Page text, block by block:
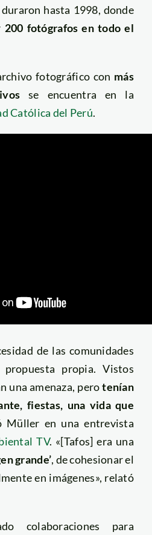
hasta 1998, donde
200 fotógrafos en todo el
fotográfico con más
se encuentra en la
Católica del Perú.
de las comunidades
propia. Vistos
una amenaza, perotenían
fiestas, una vida que
Müller en una entrevista
TV. «[Tafos] era una
grande’, de cohesionar el
en imágenes», relató
colaboraciones para